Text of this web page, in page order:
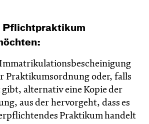
Pflichtpraktikum
Praktikumsordnung oder, falls
gibt, alternativ eine Kopie der
aus der hervorgeht, dass es
Praktikum handelt